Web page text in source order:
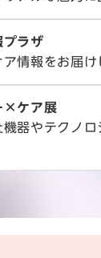
プラザ
情報をお届け
×ケア展
機器やテクノ